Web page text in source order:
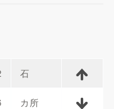
石
カ所